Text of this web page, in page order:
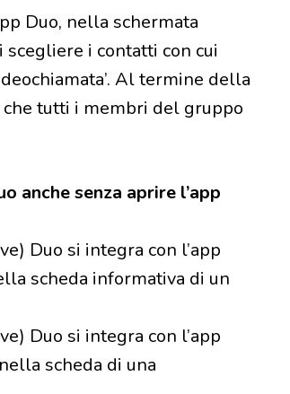
Duo, nella schermata
scegliere i contatti con cui
Al termine della
tutti i membri del gruppo
anche senza aprire l’app
Duo si integra con l’app
scheda informativa di un
Duo si integra con l’app
scheda di una